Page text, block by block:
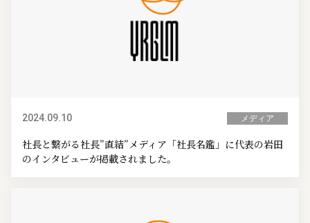
2024.09.10 メディア
社長と繋がる社長”直結”メディア「社長名鑑」に代表の岩田
のインタビューが掲載されました。